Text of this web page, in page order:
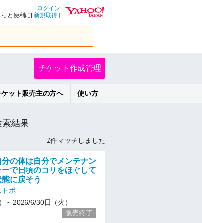
ログイン
っと便利に[新規取得 ]
チケット作成管理
ケット販売主の方へ 使い方
索結果
1件マッチしました
の体は自分でメンテナン
で日頃のコリをほぐして
に戻そう
トポ
～2026/6/30日（火）
販売終了